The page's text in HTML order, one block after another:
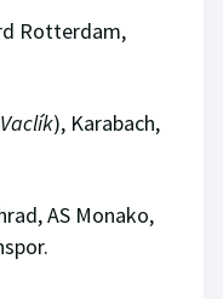
Rotterdam,
Vaclík), Karabach,
AS Monako,